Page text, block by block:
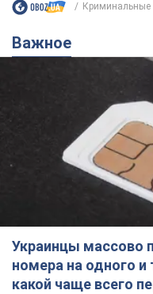
Криминальные
Важное
Украинцы массово
номера на одного и
какой чаще всего